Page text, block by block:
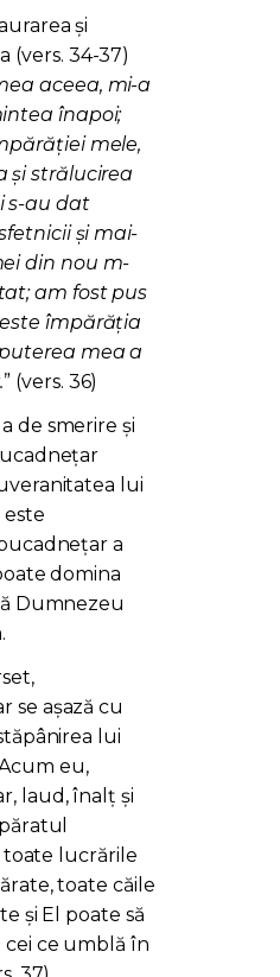
și
(vers. 34-37)
aceea, mi-a
înapoi;
mele,
şi strălucirea
s-au dat
şi mai-
din nou m-
am fost pus
împărăţia
mea a
” (vers. 36)
de smerire și
lui
a
domina
Dumnezeu
se așază cu
lui
eu,
laud, înalț și
toate lucrările
toate căile
și El poate să
cei ce umblă în